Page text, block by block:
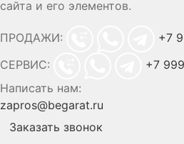
сайта и его элементов.
ПРОДАЖИ:
+7
СЕРВИС:
+7
Написать нам:
zapros@begarat.ru
Заказать звонок